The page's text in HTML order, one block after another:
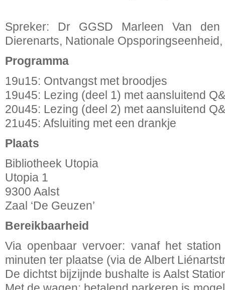
Spreker: Dr GGSD Marleen Van
Dierenarts, Nationale Opsporingseenheid,
Programma
19u15: Ontvangst met broodjes
19u45: Lezing (deel 1) met aansluitend
20u45: Lezing (deel 2) met aansluitend
21u45: Afsluiting met een drankje
Plaats
Bibliotheek Utopia
Utopia 1
9300 Aalst
Zaal ‘De Geuzen’
Bereikbaarheid
Via openbaar vervoer: vanaf het
minuten ter plaatse (via de Albert
De dichtst bijzijnde bushalte is Aalst